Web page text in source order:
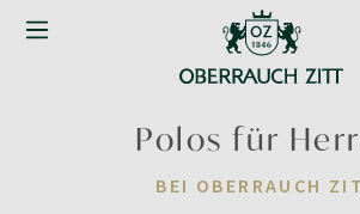
Polos für
BEI OBERRAUCH